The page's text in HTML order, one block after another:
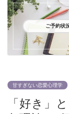
ご予約状
甘すぎない恋愛心理学
「好き」